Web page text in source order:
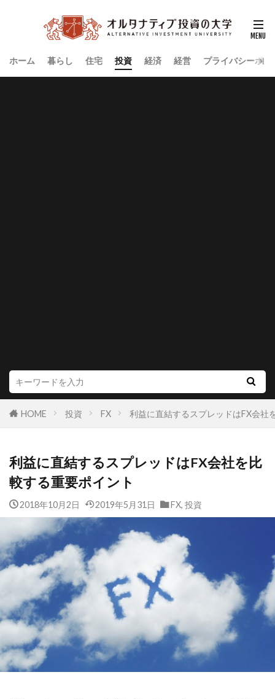
ホーム 暮らし 住宅 投資 経済 経営 プライバシーポリ
HOME 投資 FX 利益に直結するスプレッドはFX会社
利益に直結するスプレッドはFX会社を比
較する重要ポイント
2018年10月2日 2019年5月31日 FX, 投資